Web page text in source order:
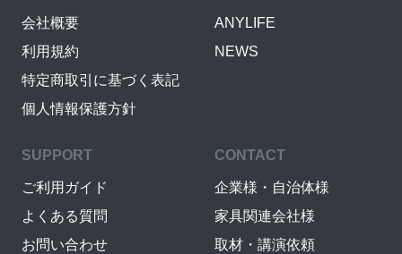
会社概要
利用規約
特定商取引に基づく表記
個人情報保護方針
ANYLIFE
NEWS
SUPPORT
ご利用ガイド
よくある質問
お問い合わせ
CONTACT
企業様・自治体様
家具関連会社様
取材・講演依頼